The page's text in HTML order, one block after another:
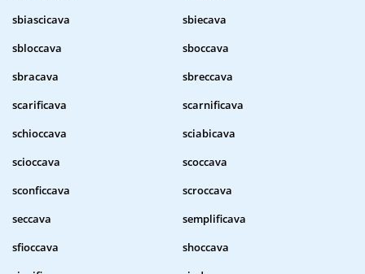
sbiascicava
sbiecava
sbloccava
sboccava
sbracava
sbreccava
scarificava
scarnificava
schioccava
sciabicava
scioccava
scoccava
sconficcava
scroccava
seccava
semplificava
sfioccava
shoccava